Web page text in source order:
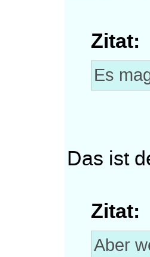
Zitat:
Es
Das ist
Zitat:
Aber